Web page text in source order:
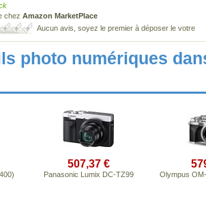
chez Amazon MarketPlace
Aucun avis, soyez le premier à déposer le votre
photo numériques
507,37 €
Panasonic Lumix DC-TZ99 Olympus